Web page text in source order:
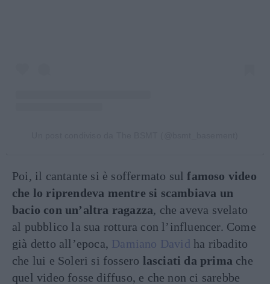
Poi, il cantante si è soffermato sulfamoso video
che lo riprendeva mentre si scambiava un
bacio con un’altra ragazza, che aveva svelato
al pubblico la sua rottura con l’influencer. Come
già detto all’epoca, Damiano David ha ribadito
che lui e Soleri si fossero lasciati da prima che
quel video fosse diffuso, e che non ci sarebbe